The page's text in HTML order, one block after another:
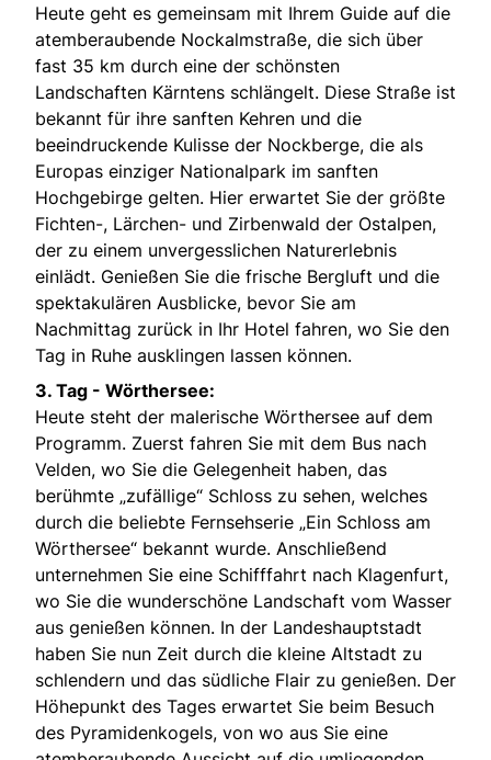
Heute geht es gemeinsam mit Ihrem Guide auf die
atemberaubende Nockalmstraße, die sich über
fast 35 km durch eine der schönsten
Landschaften Kärntens schlängelt. Diese Straße ist
bekannt für ihre sanften Kehren und die
beeindruckende Kulisse der Nockberge, die als
Europas einziger Nationalpark im sanften
Hochgebirge gelten. Hier erwartet Sie der größte
Fichten-, Lärchen- und Zirbenwald der Ostalpen,
der zu einem unvergesslichen Naturerlebnis
einlädt. Genießen Sie die frische Bergluft und die
spektakulären Ausblicke, bevor Sie am
Nachmittag zurück in Ihr Hotel fahren, wo Sie den
Tag in Ruhe ausklingen lassen können.
3. Tag - Wörthersee:
Heute steht der malerische Wörthersee auf dem
Programm. Zuerst fahren Sie mit dem Bus nach
Velden, wo Sie die Gelegenheit haben, das
berühmte „zufällige“ Schloss zu sehen, welches
durch die beliebte Fernsehserie „Ein Schloss am
Wörthersee“ bekannt wurde. Anschließend
unternehmen Sie eine Schifffahrt nach Klagenfurt,
wo Sie die wunderschöne Landschaft vom Wasser
aus genießen können. In der Landeshauptstadt
haben Sie nun Zeit durch die kleine Altstadt zu
schlendern und das südliche Flair zu genießen. Der
Höhepunkt des Tages erwartet Sie beim Besuch
des Pyramidenkogels, von wo aus Sie eine